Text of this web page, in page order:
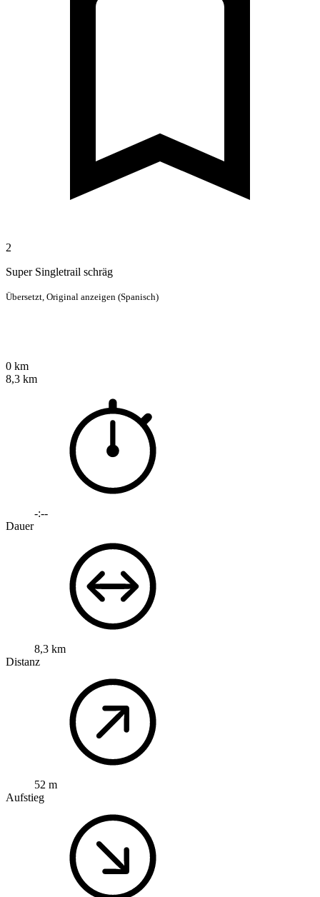
2
Super Singletrail schräg
Übersetzt, Original anzeigen (Spanisch)
0 km
8,3 km
-:--
Dauer
8,3 km
Distanz
52 m
Aufstieg